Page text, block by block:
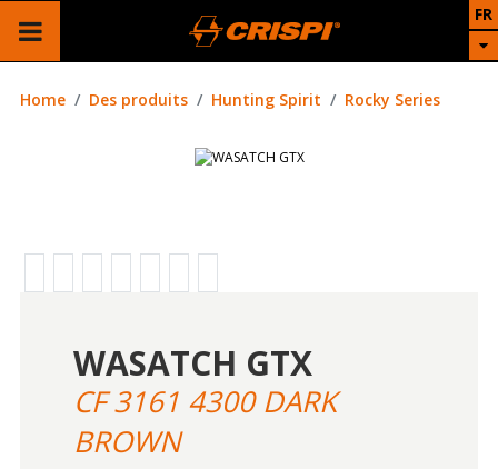
FR
Home Des produits Hunting Spirit Rocky Series
WASATCH GTX
CF 3161 4300 DARK
BROWN